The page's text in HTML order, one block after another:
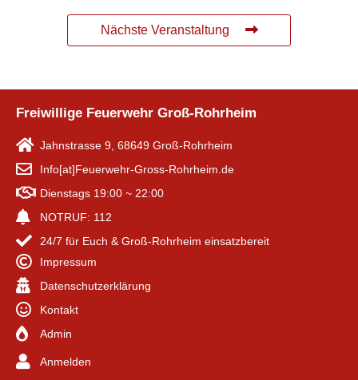
Nächste Veranstaltung
Freiwillige Feuerwehr Groß-Rohrheim
Jahnstrasse 9, 68649 Groß-Rohrheim
Info[at]Feuerwehr-Gross-Rohrheim.de
Dienstags 19:00 ~ 22:00
NOTRUF: 112
24/7 für Euch & Groß-Rohrheim einsatzbereit
Impressum
Datenschutzerklärung
Kontakt
Admin
Anmelden